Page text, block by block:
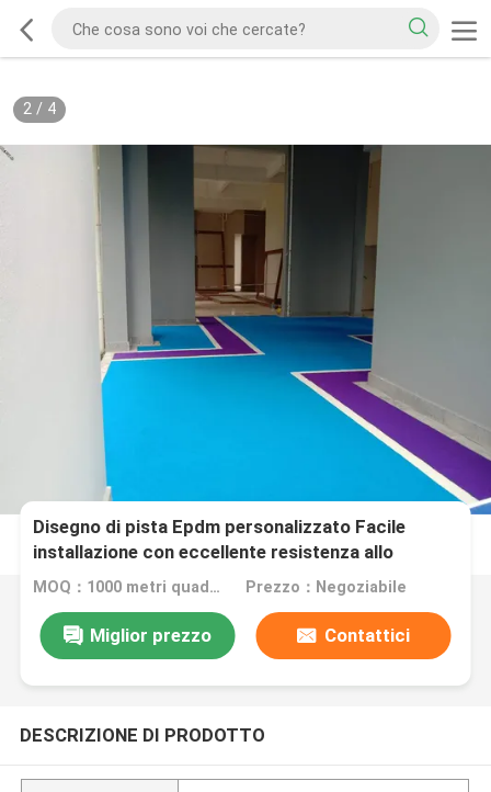
2/ 4
Disegno di pista Epdm personalizzato Facile
installazione con eccellente resistenza allo
slittamento e alle intemperie
MOQ：1000 metri quadrati Prezzo：Negoziabile
Miglior prezzo Contattici
DESCRIZIONE DI PRODOTTO